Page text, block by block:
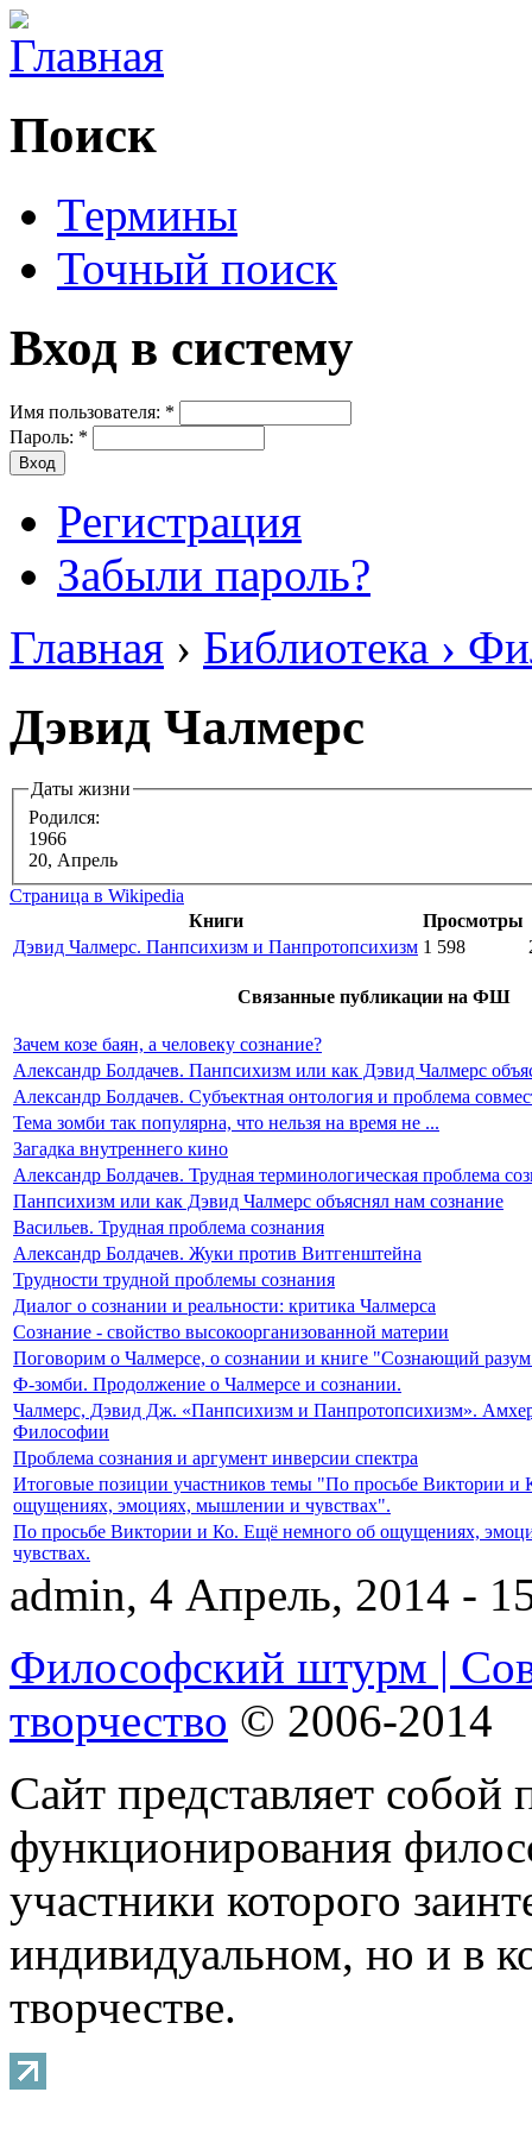
Поиск
Термины
Точный поиск
Вход в систему
Имя пользователя: *
Пароль: *
Регистрация
Забыли пароль?
Главная › Библиотека ›
Дэвид Чалмерс
Даты жизни
Родился:
1966
20, Апрель
Страница в Wikipedia
Книги
Просмотры
Дэвид Чалмерс. Панпсихизм и Панпротопсихизм 1 598
Связанные публикации на ФШ
Зачем козе баян, а человеку сознание?
Александр Болдачев. Панпсихизм или как Дэвид Чалмерс
Александр Болдачев. Субъектная онтология и проблема
Тема зомби так популярна, что нельзя на время не ...
Загадка внутреннего кино
Александр Болдачев. Трудная терминологическая проблема
Панпсихизм или как Дэвид Чалмерс объяснял нам сознание
Васильев. Трудная проблема сознания
Александр Болдачев. Жуки против Витгенштейна
Трудности трудной проблемы сознания
Диалог о сознании и реальности: критика Чалмерса
Сознание - свойство высокоорганизованной материи
Поговорим о Чалмерсе, о сознании и книге "Сознающий
Ф-зомби. Продолжение о Чалмерсе и сознании.
Чалмерс, Дэвид Дж. «Панпсихизм и Панпротопсихизм».
Философии
Проблема сознания и аргумент инверсии спектра
Итоговые позиции участников темы "По просьбе Виктории и
ощущениях, эмоциях, мышлении и чувствах".
По просьбе Виктории и Ко. Ещё немного об ощущениях,
чувствах.
admin, 4 Апрель, 2014 -
Философский штурм |
творчество © 2006-2014
Сайт представляет собой
функционирования
участники которого
индивидуальном, но и в
творчестве.